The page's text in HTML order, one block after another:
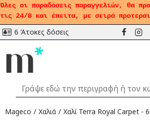
Όλες οι παραδόσεις παραγγελιών, θα
τις 24/8 και έπειτα, με σειρά
6 Άτοκες δόσεις
Mageco Χαλιά Χαλί Terra Royal Carpet -